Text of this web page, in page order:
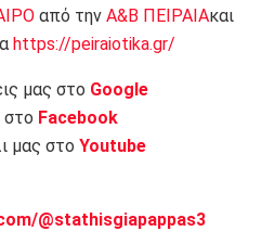
από την Α&Β ΠΕΙΡΑΙΑκαι
https://peiraiotika.gr/
μας στο Google
στο Facebook
μας στο Youtube
@stathisgiapappas3